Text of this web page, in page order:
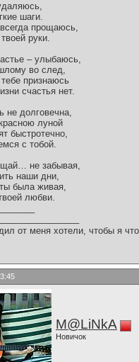
шаги.
прощаюсь,
руки.
– улыбаюсь,
во след,
признаюсь
счастья нет.
не долговечна,
луной
быстротечно,
с тобой.
не забывая,
наши дни,
была живая,
любви.
от меня хотели, чтобы я
M@LiNkA
Новичок